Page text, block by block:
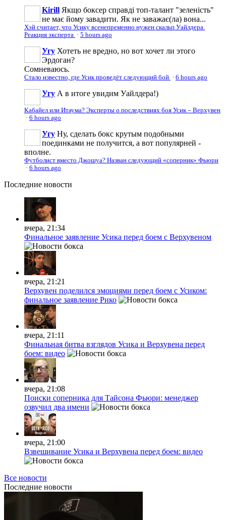
Kirill Якщо боксер справді топ-талант "зеленість"
не має йому завадити. Як не заважає(ла) вона...
Хэй считает, что Усику всенепременно нужен скальп Уайлдера.
Реакция эксперта · 5 hours ago
Угу Хотеть не вредно, но вот хочет ли этого
Эрдоган?
Сомневаюсь.
Стало известно, где Усик проведёт следующий бой · 6 hours ago
Угу А в итоге увидим Уайлдера!)
Кабайел или Итаума? Эксперты о последствиях боя Усик – Верхувен
· 6 hours ago
Угу Ну, сделать бокс крутым подобными
поединками не получится, а вот популярней -
вполне.
Футболист вместо Джошуа? Назван следующий «соперник» Фьюри
· 6 hours ago
Последние новости
вчера, 21:34
Финальное заявление Усика перед боем с Верхувеном
вчера, 21:21
Верхувен поделился эмоциями перед боем с Усиком:
финальное заявление Рико
вчера, 21:11
Финальная битва взглядов Усика и Верхувена перед
боем: видео
вчера, 21:08
Поиски соперника для Тайсона Фьюри: менеджер
озвучил два имени
вчера, 21:00
Взвешивание Усика и Верхувена перед боем: видео
Все новости
Последние новости